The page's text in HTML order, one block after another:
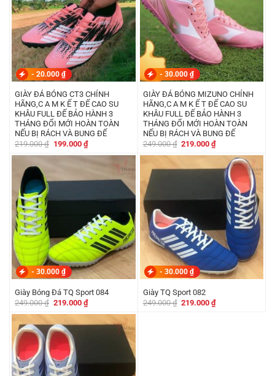
- 20.000 ₫
GIÀY ĐÁ BÓNG CT3 CHÍNH
HÃNG,C A M K Ế T ĐẾ CAO SU
KHÂU FULL ĐẾ BẢO HÀNH 3
THÁNG ĐỔI MỚI HOÀN TOÀN
NẾU BỊ RÁCH VÀ BUNG ĐẾ
219.000₫ Giá
là:
199.000 ₫Giá
hiện
tại
199.000 ₫.
- 30.000 ₫
GIÀY ĐÁ BÓNG MIZUNO CHÍNH
HÃNG,C A M K Ế T ĐẾ CAO SU
KHÂU FULL ĐẾ BẢO HÀNH 3
THÁNG ĐỔI MỚI HOÀN TOÀN
NẾU BỊ RÁCH VÀ BUNG ĐẾ
249.000₫ Giá
là:
219.000₫Giá
tại
219.000 ₫.
- 30.000 ₫
Giày Bóng Đá TQ Sport 084
249.000₫ Giá
là:
249.000 ₫.
219.000 ₫Giá
hiện
tại
là:
219.000 ₫.
- 30.000 ₫
Giày TQ Sport 082
249.000₫ Giá
219.000₫Giá